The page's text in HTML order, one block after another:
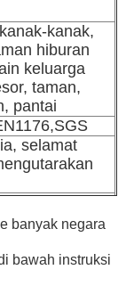
kanak,
hiburan
keluarga
taman,
pantai
selamat
Teknisi
banyak negara
bawah instruksi